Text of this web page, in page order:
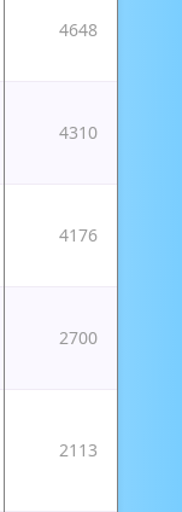
4648
4310
4176
2700
2113